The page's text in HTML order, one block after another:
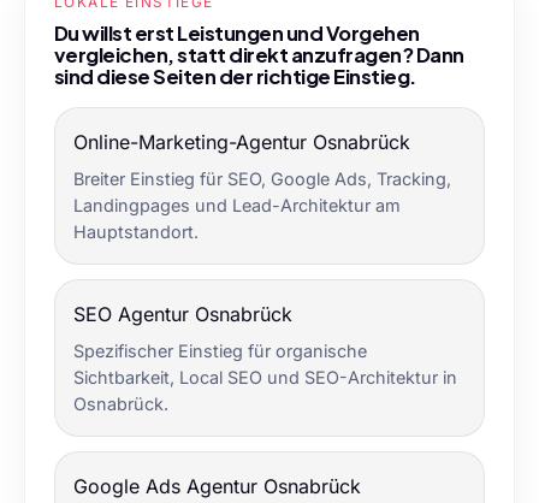
Du willst erst Leistungen und Vorgehen
vergleichen, statt direkt anzufragen? Dann
sind diese Seiten der richtige Einstieg.
Online-Marketing-Agentur Osnabrück
Breiter Einstieg für SEO, Google Ads, Tracking,
Landingpages und Lead-Architektur am
Hauptstandort.
SEO Agentur Osnabrück
Spezifischer Einstieg für organische
Sichtbarkeit, Local SEO und SEO-Architektur in
Osnabrück.
Google Ads Agentur Osnabrück